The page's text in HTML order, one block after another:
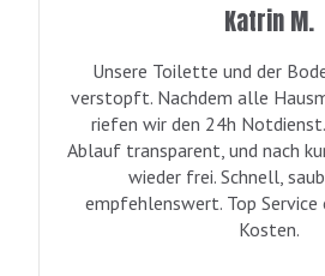
Katrin M.
Unsere Toilette und der
verstopft. Nachdem alle
riefen wir den 24h
Ablauf transparent, und nach
wieder frei. Schnell,
empfehlenswert. Top
Kosten.